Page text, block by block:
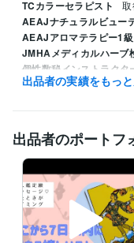
TCカラーセラピスト
AEAJナチュラルビュー
AEAJアロマテラピー1級
JMHAメディカルハーブ
個性数秘インストラクタ
悩み相談・カウンセリン
占い 宇宙からメッセー
仕事 人生 転機 開
出品者の実績をもっ
出品者のポートフ